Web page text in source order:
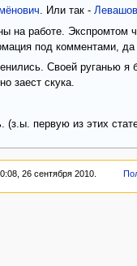
. Или так -
на работе.
под комментами,
Своей руганью я
заест скука.
(з.ы. первую из этих
26 сентября 2010.